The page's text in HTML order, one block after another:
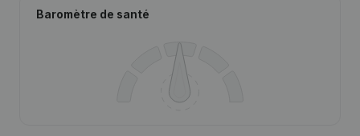
Baromètre de santé